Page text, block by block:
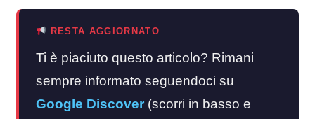
RESTA AGGIORNATO
Ti è piaciuto questo articolo? Rimani
sempre informato seguendoci su
Google Discover (scorri in basso e